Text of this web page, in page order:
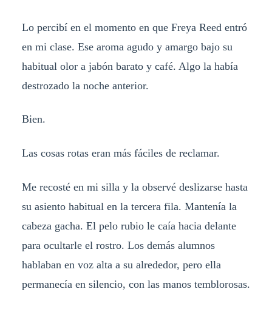
Lo percibí en el momento en que Freya Reed entró
en mi clase. Ese aroma agudo y amargo bajo su
habitual olor a jabón barato y café. Algo la había
destrozado la noche anterior.
Bien.
Las cosas rotas eran más fáciles de reclamar.
Me recosté en mi silla y la observé deslizarse hasta
su asiento habitual en la tercera fila. Mantenía la
cabeza gacha. El pelo rubio le caía hacia delante
para ocultarle el rostro. Los demás alumnos
hablaban en voz alta a su alrededor, pero ella
permanecía en silencio, con las manos temblorosas.